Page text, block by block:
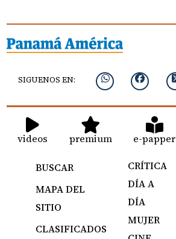
SIGUENOS EN:
videos premium e-papper
BUSCAR
MAPA DEL
SITIO
CLASIFICADOS
CRÍTICA
DÍA A
DÍA
MUJER